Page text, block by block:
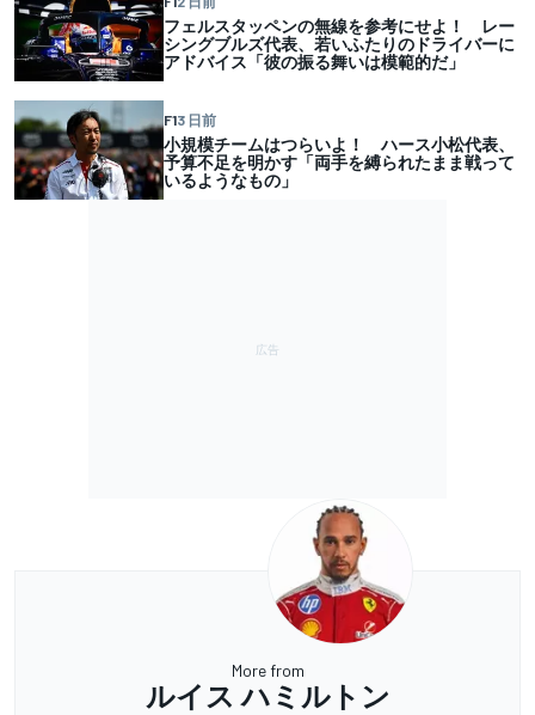
フェルスタッペンの無線を参考にせよ！ レー
シングブルズ代表、若いふたりのドライバーに
アドバイス「彼の振る舞いは模範的だ」
F13 日前
小規模チームはつらいよ！ ハース小松代表、
予算不足を明かす「両手を縛られたまま戦って
いるようなもの」
More from
ルイス ハミルトン